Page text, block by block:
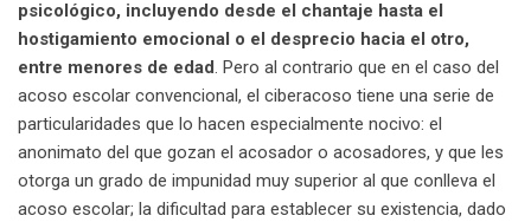
psicológico, incluyendo desde el chantaje hasta el
hostigamiento emocional o el desprecio hacia el otro,
entre menores de edad. Pero al contrario que en el caso del
acoso escolar convencional, el ciberacoso tiene una serie de
particularidades que lo hacen especialmente nocivo: el
anonimato del que gozan el acosador o acosadores, y que les
otorga un grado de impunidad muy superior al que conlleva el
acoso escolar; la dificultad para establecer su existencia, dado